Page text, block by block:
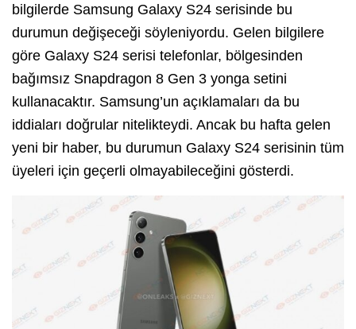
bilgilerde Samsung Galaxy S24 serisinde bu
durumun değişeceği söyleniyordu. Gelen bilgilere
göre Galaxy S24 serisi telefonlar, bölgesinden
bağımsız Snapdragon 8 Gen 3 yonga setini
kullanacaktır. Samsung’un açıklamaları da bu
iddiaları doğrular nitelikteydi. Ancak bu hafta gelen
yeni bir haber, bu durumun Galaxy S24 serisinin tüm
üyeleri için geçerli olmayabileceğini gösterdi.